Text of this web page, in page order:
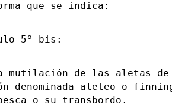
que se indica:
5º bis:
de las aletas de
denominada aleteo o
o su transbordo.